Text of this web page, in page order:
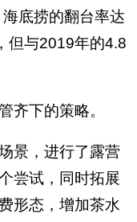
底捞的翻台率达
但与2019年的4.8
齐下的策略。
景，进行了露营
尝试，同时拓展
形态，增加茶水